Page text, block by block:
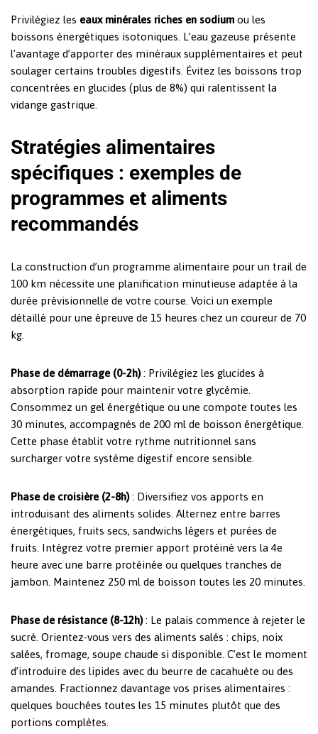
Privilégiez les eaux minérales riches en sodium ou les
boissons énergétiques isotoniques. L’eau gazeuse présente
l’avantage d’apporter des minéraux supplémentaires et peut
soulager certains troubles digestifs. Évitez les boissons trop
concentrées en glucides (plus de 8%) qui ralentissent la
vidange gastrique.
Stratégies alimentaires
spécifiques : exemples de
programmes et aliments
recommandés
La construction d’un programme alimentaire pour un trail de
100 km nécessite une planification minutieuse adaptée à la
durée prévisionnelle de votre course. Voici un exemple
détaillé pour une épreuve de 15 heures chez un coureur de 70
kg.
Phase de démarrage (0-2h): Privilégiez les glucides à
absorption rapide pour maintenir votre glycémie.
Consommez un gel énergétique ou une compote toutes les
30 minutes, accompagnés de 200 ml de boisson énergétique.
Cette phase établit votre rythme nutritionnel sans
surcharger votre système digestif encore sensible.
Phase de croisière (2-8h): Diversifiez vos apports en
introduisant des aliments solides. Alternez entre barres
énergétiques, fruits secs, sandwichs légers et purées de
fruits. Intégrez votre premier apport protéiné vers la 4e
heure avec une barre protéinée ou quelques tranches de
jambon. Maintenez 250 ml de boisson toutes les 20 minutes.
Phase de résistance (8-12h): Le palais commence à rejeter le
sucré. Orientez-vous vers des aliments salés : chips, noix
salées, fromage, soupe chaude si disponible. C’est le moment
d’introduire des lipides avec du beurre de cacahuète ou des
amandes. Fractionnez davantage vos prises alimentaires :
quelques bouchées toutes les 15 minutes plutôt que des
portions complètes.